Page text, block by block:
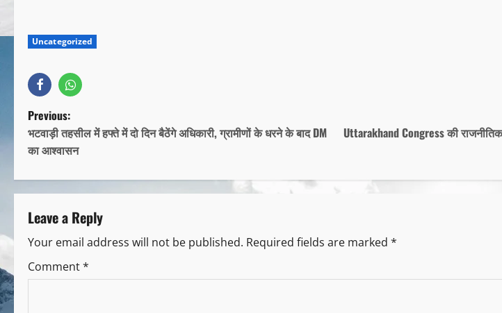
Uncategorized
Previous:
भटवाड़ी तहसील में हफ्ते में दो दिन बैठेंगे अधिकारी, ग्रामीणों के धरने के बाद DM
का आश्वासन
Uttarakhand Congress की
Leave a Reply
Your email address will not be published. Required fields are marked *
Comment*